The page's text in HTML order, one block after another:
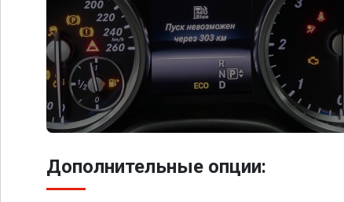
Дополнительные опции: